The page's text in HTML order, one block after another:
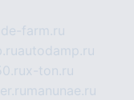
farm.ru
autodamp.ru
x-ton.ru
manunae.ru